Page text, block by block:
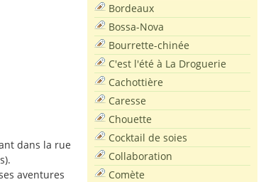
dans la rue
aventures
Bordeaux
Bossa-Nova
Bourrette-chinée
C'est l'été à La Droguerie
Cachottière
Caresse
Chouette
Cocktail de soies
Collaboration
Comète